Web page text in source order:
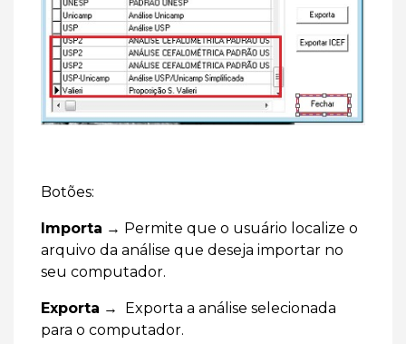
Botões:
Importa → Permite que o usuário localize o
arquivo da análise que deseja importar no
seu computador.
Exporta → Exporta a análise selecionada
para o computador.